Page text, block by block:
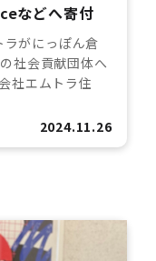
などへ寄付
がにっぽん倉
社会貢献団体へ
社エムトラ住
2024.11.26